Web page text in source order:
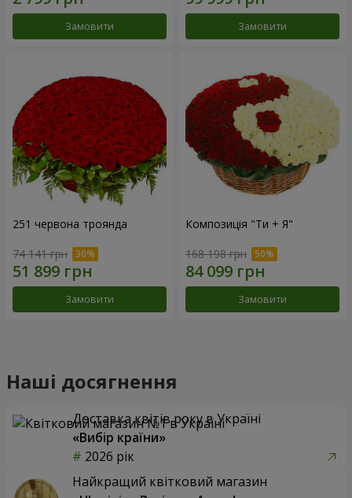
Замовити Замовити
251 червона троянда
74 141 грн
Замовити
Композиція "Ти + Я"
168 198 грн
Замовити
Наші досягнення
Доставка квітів року в Україні
«Вибір країни»
2026 рік
Найкращий квітковий магазин